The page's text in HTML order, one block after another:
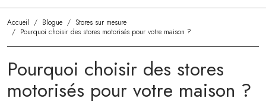
Accueil / Blogue / Stores sur mesure
/ Pourquoi choisir des stores motorisés pour votre maison ?
Pourquoi choisir des stores
motorisés pour votre maison ?